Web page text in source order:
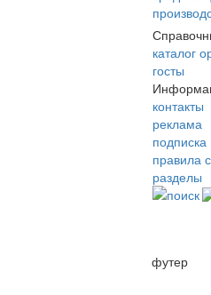
каталог
госты
контакты
реклама
подписка
правила
разделы
поиск
футер